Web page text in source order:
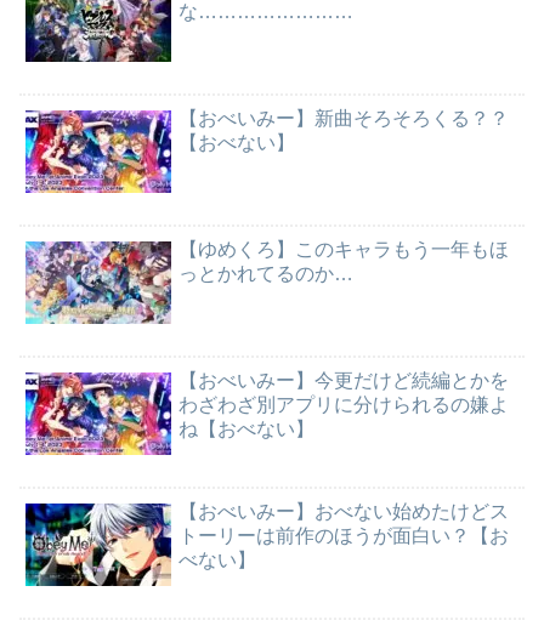
な……………………
【おべいみー】新曲そろそろくる？？
【おべない】
【ゆめくろ】このキャラもう一年もほ
っとかれてるのか…
【おべいみー】今更だけど続編とかを
わざわざ別アプリに分けられるの嫌よ
ね【おべない】
【おべいみー】おべない始めたけどス
トーリーは前作のほうが面白い？【お
べない】